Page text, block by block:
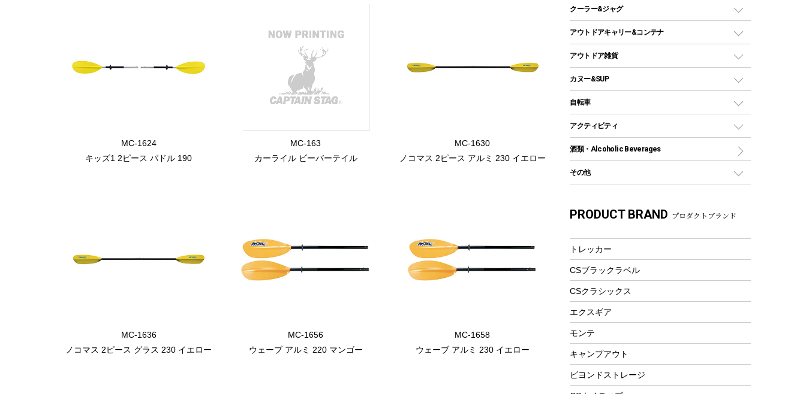
MC-1624
キッズ1 2ピース パドル 190
MC-163
カーライル ビーバーテイル
MC-1630
ノコマス 2ピース アルミ 230 イエロー
MC-1636
ノコマス 2ピース グラス 230 イエロー
MC-1656
ウェーブ アルミ 220 マンゴー
MC-1658
ウェーブ アルミ 230 イエロー
自立式タープ
パラソル
テントアクセサリー
ペグ
グランドシート
ガイドロープ
ツール
ヘッドライト
キャンドル
ガストーチ、ライター
卓上タイプグリル
パーティータイプグリル
鉄板、アミ
焚き火台&ストーブ
火起こし
バーベキューツール
燃料・着火剤・炭
ホットサンドメーカー
クッカーセット
シェラカップ
クッキングツール
ナイフ
カトラリー
マグカップ、カップ
フードボトル
コーヒー&ミル
トレー
ランチョンマット
ランチボックス
ピクニックセット
ステンレスボトル
コップ付きタイプ
ワンタッチタイプ
プラスチックボトル
ディズニーボトル
クーラー&ジャグ
クーラーボックス
クーラーバッグ
ウォータージャグ
保冷剤
アウトドアキャリー&コンテナ
アウトドアキャリー
アウトドア雑貨
バックパック&バッグ
リュック、バックパック
トートバッグ、サコッシュ
ショッピングキャリー
その他アウトドア雑貨
レイン
ツール、他
カヌー&SUP
インフレータブル
カヤック
パドル
ヘルメット
アクセサリー
自転車
折りたたみ自転車
スポーツサイクル
シティサイクル
自転車用アクセサリー
自転車ウェア
アクティビティ
マリン
ラッシュガード
テント
フローティングベスト
ヘルメット
エアーポンプ
ウィンター
防寒ウェア
ツール&アクセサリー
酒類・Alcoholic Beverages
その他
湯たんぽ
PRODUCT BRAND プロダクトブランド
トレッカー
CSブラックラベル
CSクラシックス
エクスギア
モンテ
キャンプアウト
ビヨンドストレージ